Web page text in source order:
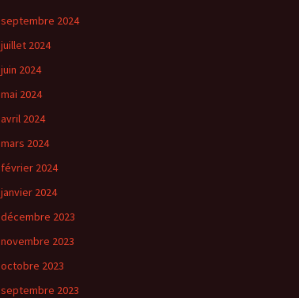
septembre 2024
juillet 2024
juin 2024
mai 2024
avril 2024
mars 2024
février 2024
janvier 2024
décembre 2023
novembre 2023
octobre 2023
septembre 2023